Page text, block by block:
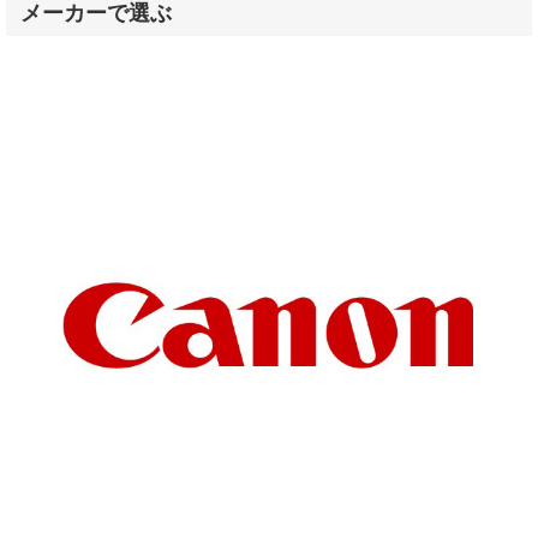
メーカーで選ぶ